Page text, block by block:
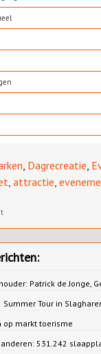
Dagrecreatie
attractie
Patrick de Jonge,
Summer Tour in
op markt toerisme
531.242